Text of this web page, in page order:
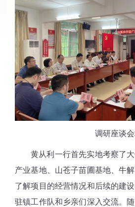
调研座谈
黄从利一行首先实地考察了
产业基地、山苍子苗圃基地、牛
了解项目的经营情况和后续的建
驻镇工作队和乡亲们深入交流。